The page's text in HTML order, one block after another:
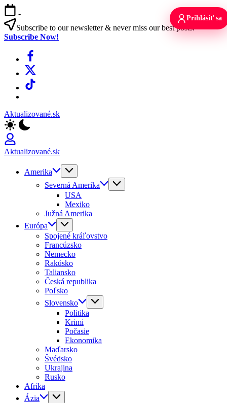
Skip
to
content
-
Subscribe to our newsletter & never miss our best posts.
Subscribe Now!
Facebook
X
TikTok
Aktualizované.sk
Aktualizované.sk
Amerika
Severná Amerika
USA
Mexiko
Južná Amerika
Európa
Spojené kráľovstvo
Francúzsko
Nemecko
Rakúsko
Taliansko
Česká republika
Poľsko
Slovensko
Politika
Krimi
Počasie
Ekonomika
Maďarsko
Švédsko
Ukrajina
Rusko
Afrika
Ázia
Prihlásiť sa